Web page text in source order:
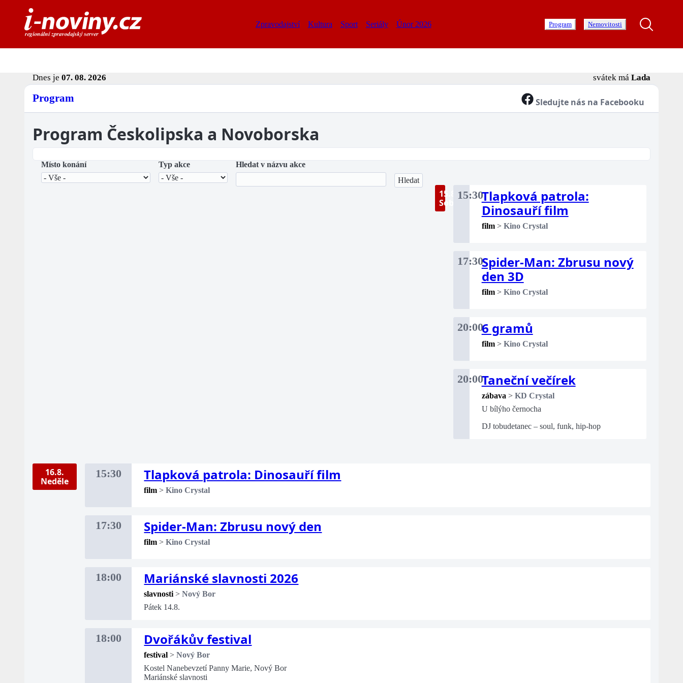
Zpravodajství Kultura Sport Seriály Únor 2026 Program Nemovitosti
Dnes je 07. 08. 2026 svátek má Lada
Program Sledujte nás na Facebooku
Program Českolipska a Novoborska
Místo konání Typ akce Hledat v názvu akce
15.8.
Sobota
15:30Tlapková patrola:
Dinosauří film
film > Kino Crystal
17:30Spider-Man: Zbrusu nový
den 3D
film > Kino Crystal
20:006 gramů
film > Kino Crystal
20:00Taneční večírek
zábava > KD Crystal
U bílýho černocha
DJ tobudetanec – soul, funk, hip-hop
16.8.
Neděle
15:30 Tlapková patrola: Dinosauří film
film >Kino Crystal
17:30 Spider-Man: Zbrusu nový den
film >Kino Crystal
18:00 Mariánské slavnosti 2026
slavnosti >Nový Bor
Pátek 14.8.
18:00 Dvořákův festival
festival >Nový Bor
Kostel Nanebevzetí Panny Marie, Nový Bor
Mariánské slavnosti